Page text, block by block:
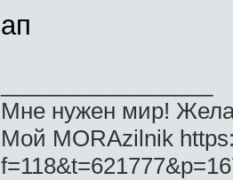
ап
Мне нужен мир!
Мой MORAzilnik